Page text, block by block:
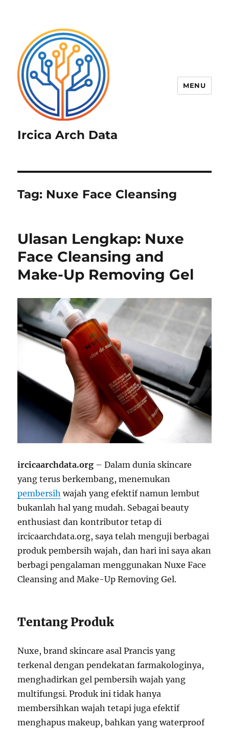
Ircica Arch Data
MENU
Tag: Nuxe Face Cleansing
Ulasan Lengkap: Nuxe
Face Cleansing and
Make-Up Removing Gel
ircicaarchdata.org – Dalam dunia skincare
yang terus berkembang, menemukan
pembersih wajah yang efektif namun lembut
bukanlah hal yang mudah. Sebagai beauty
enthusiast dan kontributor tetap di
ircicaarchdata.org, saya telah menguji berbagai
produk pembersih wajah, dan hari ini saya akan
berbagi pengalaman menggunakan Nuxe Face
Cleansing and Make-Up Removing Gel.
Tentang Produk
Nuxe, brand skincare asal Prancis yang
terkenal dengan pendekatan farmakologinya,
menghadirkan gel pembersih wajah yang
multifungsi. Produk ini tidak hanya
membersihkan wajah tetapi juga efektif
menghapus makeup, bahkan yang waterproof